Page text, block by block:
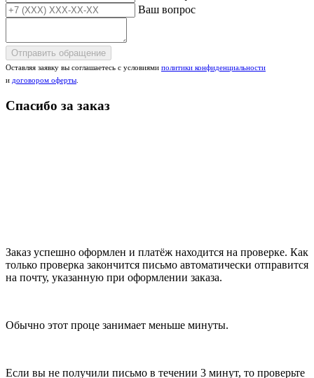
Ваш вопрос
Отправить обращение
Оставляя заявку вы соглашаетесь с условиями политики конфиденциальности
и договором оферты
Спасибо за заказ
Заказ успешно оформлен и платёж находится на проверке. Как
только проверка закончится письмо автоматически отправится
на почту, указанную при оформлении заказа.
Обычно этот проце занимает меньше минуты.
Если вы не получили письмо в течении 3 минут, то проверьте